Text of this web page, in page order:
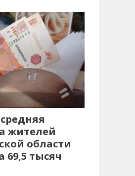
жителей
области
69,5 тысяч